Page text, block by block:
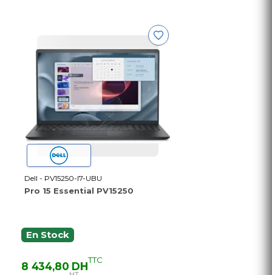
Dell - PV15250-I7-UBU
Pro 15 Essential PV15250
En Stock
8 434,80 DHTTC